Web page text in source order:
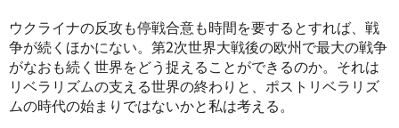
ウクライナの反攻も停戦合意も時間を要するとすれば、戦
争が続くほかにない。第2次世界大戦後の欧州で最大の戦争
がなおも続く世界をどう捉えることができるのか。それは
リベラリズムの支える世界の終わりと、ポストリベラリズ
ムの時代の始まりではないかと私は考える。